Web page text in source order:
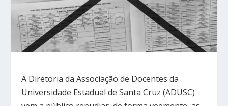
A Diretoria da Associação de Docentes da
Universidade Estadual de Santa Cruz (ADUSC)